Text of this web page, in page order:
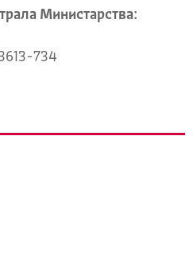
Mинистарства:
734